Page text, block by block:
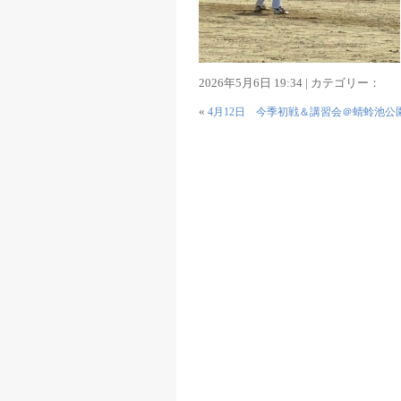
2026年5月6日 19:34 | カテゴリー：
« 4月12日 今季初戦＆講習会＠蜻蛉池公